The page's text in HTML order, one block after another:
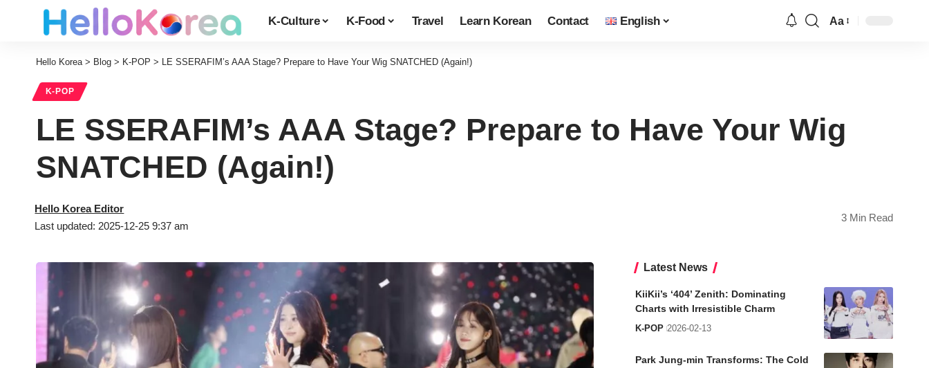
K-Culture K-Food Travel Learn Korean Contact English Aa
Hello Korea> Blog > K-POP > LE SSERAFIM’s AAA Stage? Prepare to Have Your Wig SNATCHED (Again!)
K-POP
LE SSERAFIM’s AAA Stage? Prepare to Have Your Wig
SNATCHED (Again!)
Last updated: 2025-12-25 9:37 am
Hello Korea Editor
3 Min Read
Latest News
KiiKii’s ‘404’ Zenith: Dominating
Charts with Irresistible Charm
K-POP 2026-02-13
Park Jung-min Transforms: The Cold